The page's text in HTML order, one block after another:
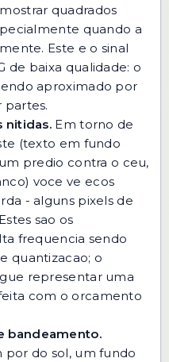
quadrados
quando a
Este e o sinal
de baixa qualidade: o
aproximado por
partes.
nitidas. Em torno de
(texto em fundo
predio contra o ceu,
voce ve ecos
- alguns pixels de
sao os
frequencia sendo
quantizacao; o
representar uma
com o orcamento
bandeamento.
por do sol, um fundo